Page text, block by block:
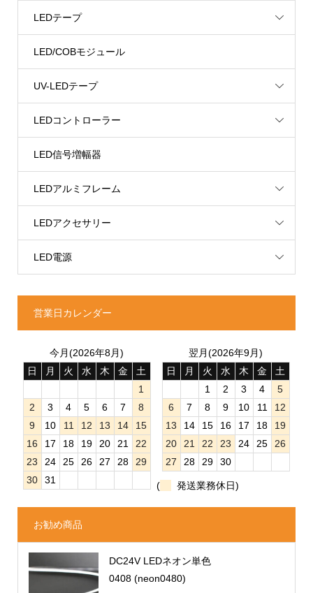
LEDテープ
LED/COBモジュール
UV-LEDテープ
LEDコントローラー
LED信号増幅器
LEDアルミフレーム
LEDアクセサリー
LED電源
営業日カレンダー
今月(2026年8月)
日
月 火 水 木 金
土
1
2
3 4 5 6 7
8
9
10 11 12 13 14
15
16
17 18 19 20 21
22
23
24 25 26 27 28
29
30
31
翌月(2026年9月)
日
月 火 水 木 金
土
1
2 3 4
5
6
7 8 9 10 11
12
13
14 15 16 17 18
19
20
21 22 23 24 25
26
27
28 29 30
( 発送業務休日)
お勧め商品
DC24V LEDネオン単色
0408 (neon0480)